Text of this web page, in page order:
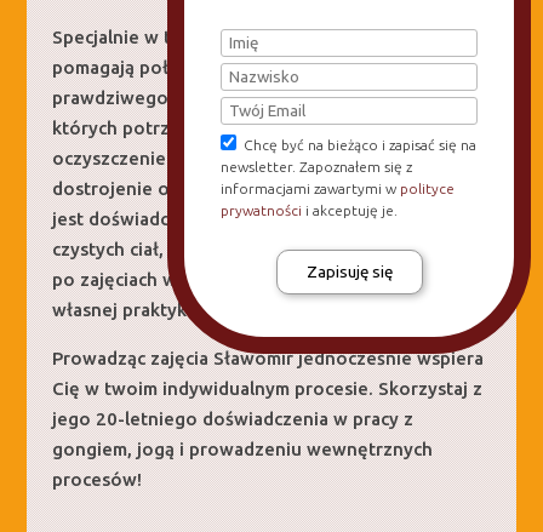
Specjalnie w tym celu stworzone wizualizacje
pomagają połączyć się z wyższymi poziomami
prawdziwego Ja i znaleźć odpowiedzi na pytania,
których potrzebujemy. Celem Gong Jogi jest
oczyszczenie na wszystkich poziomach i
dostrojenie osobowści do duszy. Efektem tego
jest doświadczenie czystej świadomości oraz
czystych ciał, oraz ich wizualizacja. Ćwiczenia moża
po zajęciach wykonywać samodzielnie w ramach
własnej praktyki.
Prowadząc zajęcia Sławomir jednocześnie wspiera
Cię w twoim indywidualnym procesie. Skorzystaj z
jego 20-letniego doświadczenia w pracy z
gongiem, jogą i prowadzeniu wewnętrznych
procesów!
Chcę być na bieżąco i zapisać się na
newsletter. Zapoznałem się z
informacjami zawartymi w polityce
prywatności i akceptuję je.